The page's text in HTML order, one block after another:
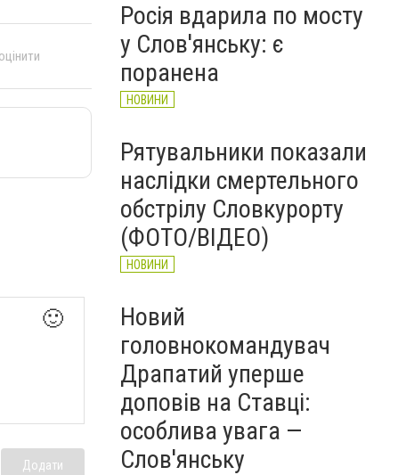
🙂
Додати
районів
НОВИНИ
Росія вдарила по мосту
у Слов'янську: є
поранена
НОВИНИ
Рятувальники показали
наслідки смертельного
обстрілу Словкурорту
(ФОТО/ВІДЕО)
НОВИНИ
Новий
головнокомандувач
Драпатий уперше
доповів на Ставці:
особлива увага —
Слов'янську